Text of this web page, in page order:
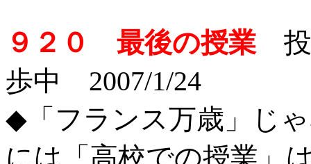
９２０ 最後の授業投
歩中 2007/1/24
◆「フランス万歳」じ
には「高校での授業」